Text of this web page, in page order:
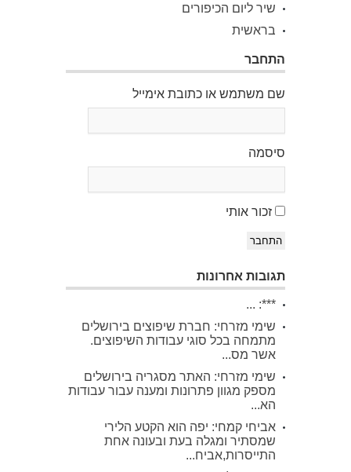
שיר ליום הכיפורים
בראשית
התחבר
שם משתמש או כתובת אימייל
סיסמה
זכור אותי
התחבר
תגובות אחרונות
***: ...
שימי מזרחי: חברת שיפוצים בירושלים
מתמחה בכל סוגי עבודות השיפוצים.
אשר מס...
שימי מזרחי: האתר מסגריה בירושלים
מספק מגוון פתרונות ומענה עבור עבודות
הא...
אביחי קמחי: יפה הוא הקטע הלירי
שמסתיר ומגלה בעת ובעונה אחת
התייסרות,אביח...